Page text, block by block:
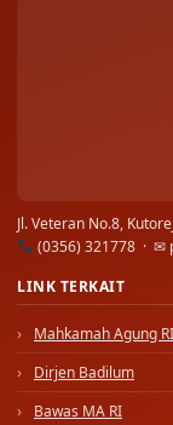
Jl. Veteran No.8,
(0356) 321778 · ✉
LINK TERKAIT
Mahkamah Agung RI
Dirjen Badilum
Bawas MA RI